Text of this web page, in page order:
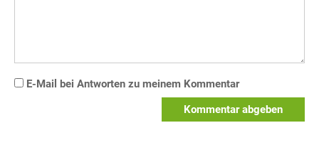
E-Mail bei Antworten zu meinem Kommentar
Kommentar abgeben